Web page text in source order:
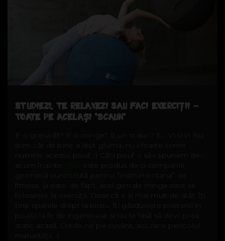
STUDIEZI, TE RELAXEZI SAU FACI EXERCIȚII –
TOATE PE ACELAȘI “SCAUN”
E o grenadă? E o minge? E un scaun? E… VLUV! Nu
știm cât de bine a ieșit gluma, nu-i foarte sonor
numele acestui pouf. :) Căci pouf o să-i spunem de-
acum înainte.
este produs de o companie
germană cunoscută pentru “instrumentarul” de
fitness. Și este, de fapt, acel gen de minge care se
folosește la exerciții. Doar că e și mai mult de atât: îți
ține spatele drept la birou, îți găzduiește prietenii în
poziții la fe de ingenioase și nu te lasă să devii prea
static acasă. Crede-ne pe cuvânt, aici zace pericolul
maturității. :)